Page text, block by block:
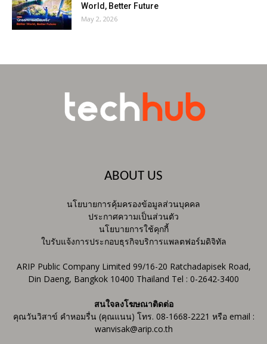
World, Better Future
May 2, 2026
ABOUT US
นโยบายการคุ้มครองข้อมูลส่วนบุคคล
ประกาศความเป็นส่วนตัว
นโยบายการใช้คุกกี้
ใบรับแจ้งการประกอบธุรกิจบริการแพลตฟอร์มดิจิทัล
ARIP Public Company Limited 99/16-20 Ratchadapisek Road,
Din Daeng, Bangkok 10400 Thailand Tel : 0-2642-3400
สนใจลงโฆษณาติดต่อ
คุณวันวิสาข์ คำหอมรื่น (คุณแนน) โทร. 08-1668-2221 หรือ email :
wanvisak@arip.co.th